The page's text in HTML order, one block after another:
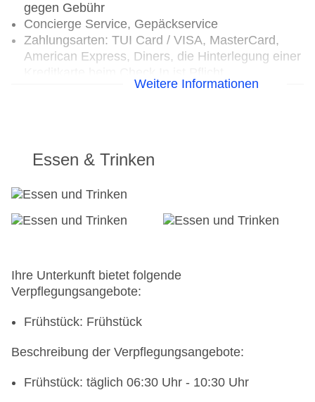
gegen Gebühr
Concierge Service, Gepäckservice
Zahlungsarten: TUI Card / VISA, MasterCard,
American Express, Diners, die Hinterlegung einer
Haustiere nicht erlaubt
Stellplätze, überdacht: gegen Gebühr, Anfrage &
Reservierung nicht notwendig, im Parkhaus:
gegen Gebühr, Anfrage & Reservierung nicht
notwendig
Tagungseinrichtungen: Konferenzräume: 4,
Gebäudeanzahl: 2, Etagen: 22, Zimmer: 591
Landeskategorie: 5 Sterne
Weitere Informationen
Essen & Trinken
Ihre Unterkunft bietet folgende
Verpflegungsangebote:
Frühstück: Frühstück
Beschreibung der Verpflegungsangebote:
Frühstück: täglich 06:30 Uhr - 10:30 Uhr